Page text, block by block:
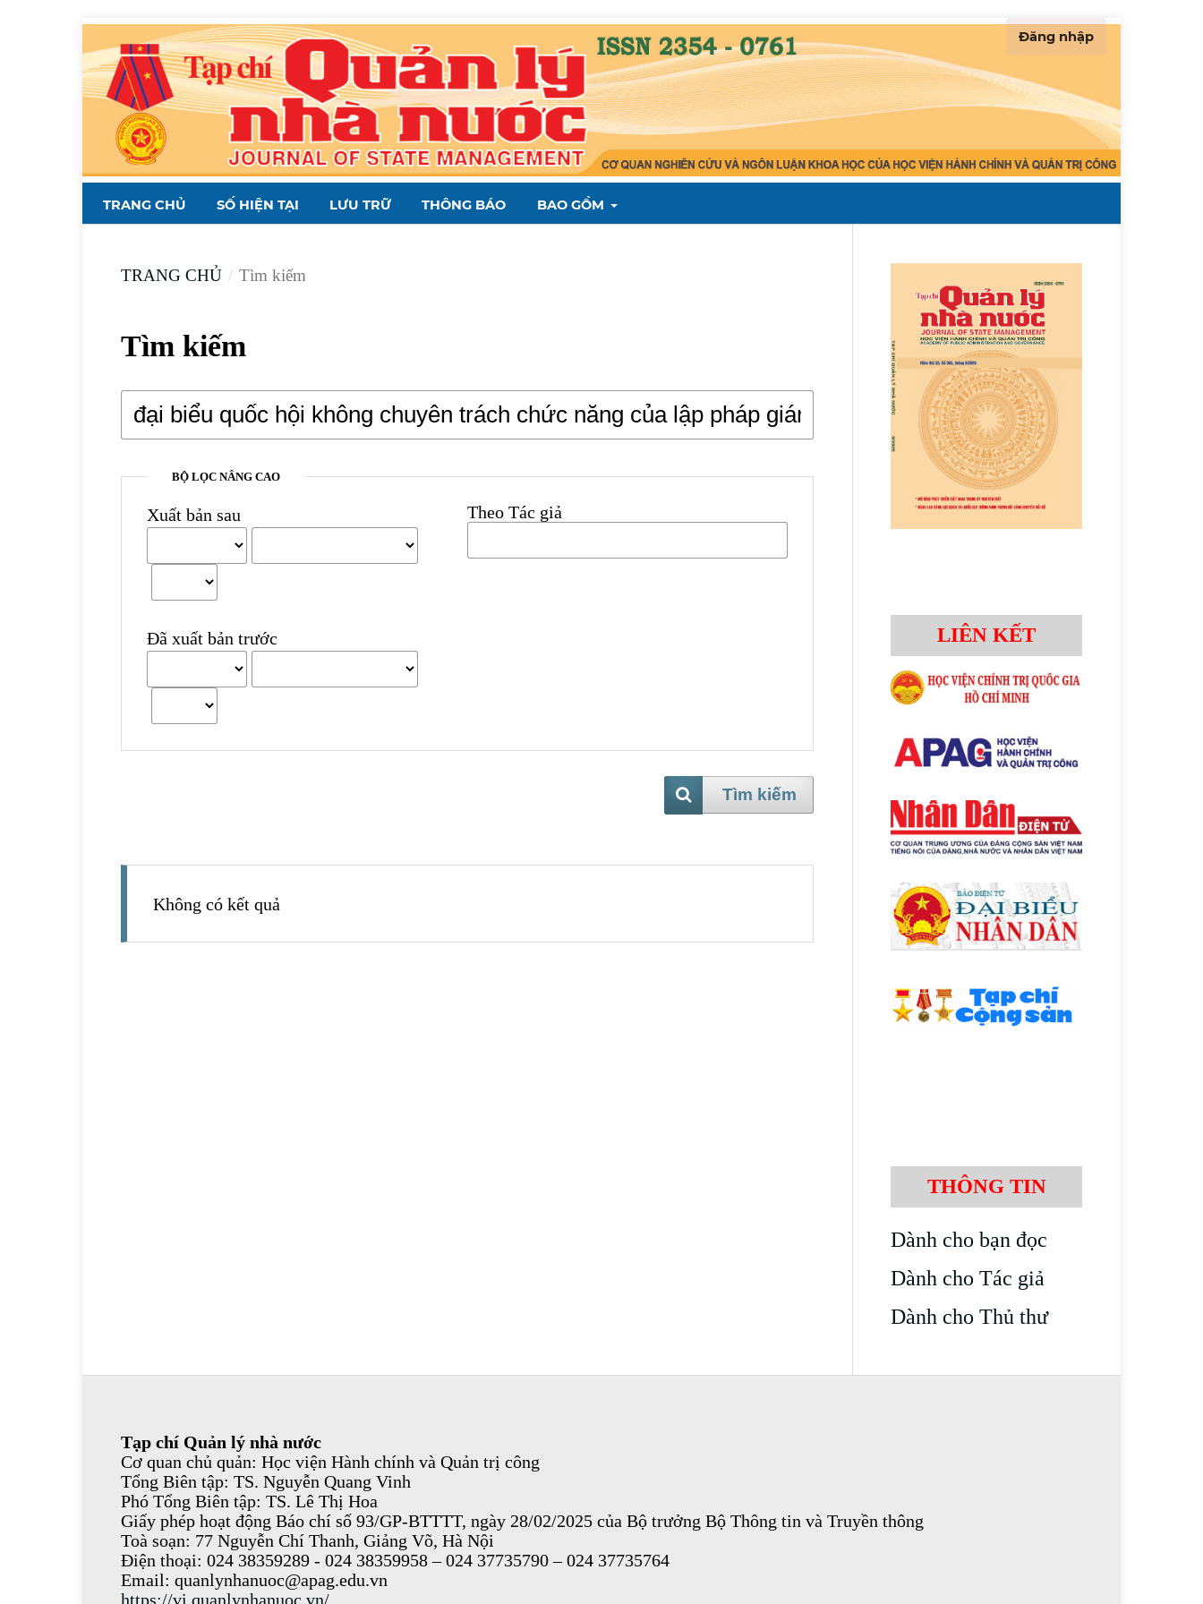
TRANG CHỦ SỐ HIỆN TẠI LƯU TRỮ THÔNG BÁO BAO GỒM
Đăng nhập
TRANG CHỦ / Tìm kiếm
Tìm kiếm
BỘ LỌC NÂNG CAO
Xuất bản sau
Đã xuất bản trước
Theo Tác giả
Tìm kiếm
Không có kết quả
LIÊN KẾT
THÔNG TIN
Dành cho bạn đọc
Dành cho Tác giả
Dành cho Thủ thư
Tạp chí Quản lý nhà nước
Cơ quan chủ quản: Học viện Hành chính và Quản trị công
Tổng Biên tập: TS. Nguyễn Quang Vinh
Phó Tổng Biên tập: TS. Lê Thị Hoa
Giấy phép hoạt động Báo chí số 93/GP-BTTTT, ngày 28/02/2025 của Bộ trưởng Bộ Thông tin và Truyền thông
Toà soạn: 77 Nguyễn Chí Thanh, Giảng Võ, Hà Nội
Điện thoại: 024 38359289 - 024 38359958 – 024 37735790 – 024 37735764
Email: quanlynhanuoc@apag.edu.vn
https://vi.quanlynhanuoc.vn/